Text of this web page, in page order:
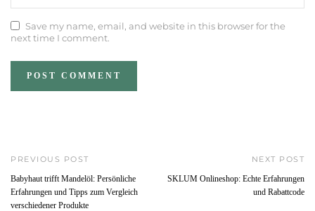
Save my name, email, and website in this browser for the
next time I comment.
PREVIOUS POST
Babyhaut trifft Mandelöl: Persönliche
Erfahrungen und Tipps zum Vergleich
verschiedener Produkte
NEXT POST
SKLUM Onlineshop: Echte Erfahrungen
und Rabattcode